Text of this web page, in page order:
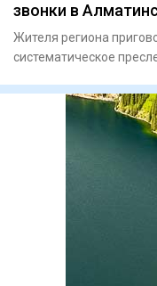
звонки в
Жителя региона
систематическое